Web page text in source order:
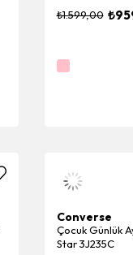
₺1.599,00
Converse
Çocuk Günlük
Star 3J235C